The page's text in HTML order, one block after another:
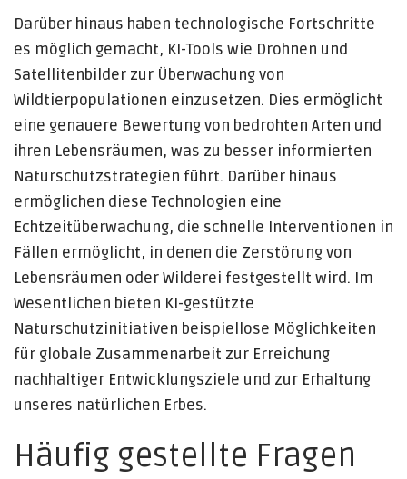
Darüber hinaus haben technologische Fortschritte
es möglich gemacht, KI-Tools wie Drohnen und
Satellitenbilder zur Überwachung von
Wildtierpopulationen einzusetzen. Dies ermöglicht
eine genauere Bewertung von bedrohten Arten und
ihren Lebensräumen, was zu besser informierten
Naturschutzstrategien führt. Darüber hinaus
ermöglichen diese Technologien eine
Echtzeitüberwachung, die schnelle Interventionen in
Fällen ermöglicht, in denen die Zerstörung von
Lebensräumen oder Wilderei festgestellt wird. Im
Wesentlichen bieten KI-gestützte
Naturschutzinitiativen beispiellose Möglichkeiten
für globale Zusammenarbeit zur Erreichung
nachhaltiger Entwicklungsziele und zur Erhaltung
unseres natürlichen Erbes.
Häufig gestellte Fragen